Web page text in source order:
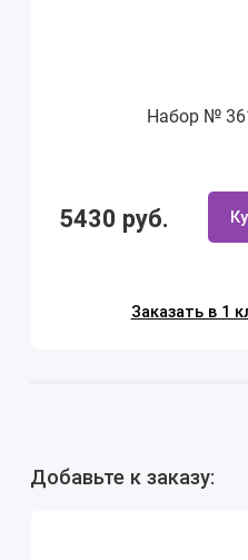
Набор №
5430 руб.
Заказать в 1
Добавьте к заказу: